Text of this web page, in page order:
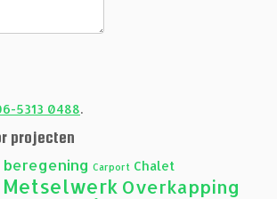
5313 0488.
projecten
Carport Chalet
Metselwerk Overkapping